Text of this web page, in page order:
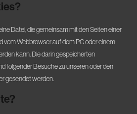
Datei, die gemeinsam mit den Seiten einer
vom Webbrowser auf dem PC oder einem
kann. Die darin gespeicherten
folgender Besuche zu unseren oder den
gesendet werden.